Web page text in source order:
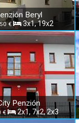
Beryl
€ 3x1, 19x2
Penzión
€ 2x1, 7x2, 2x3